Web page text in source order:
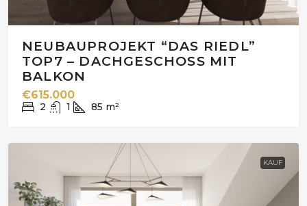
NEUBAUPROJEKT “DAS RIEDL”
TOP7 – DACHGESCHOSS MIT
BALKON
€615.000
2 1 85 m²
KAUF